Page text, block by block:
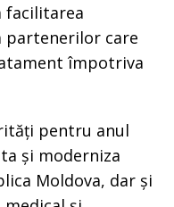
facilitarea
partenerilor care
împotriva
pentru anul
și moderniza
Moldova, dar și